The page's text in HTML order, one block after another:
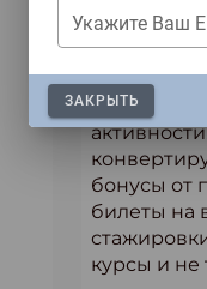
дело» (от
Здесь
бонусы от
билеты на
курсы и не
Укажите Ваш
ЗАКРЫТЬ